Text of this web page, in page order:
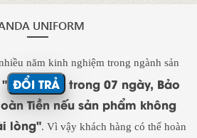
UNIFORM
năm kinh nghiệm trong ngành sản
" ĐỔI TRẢ trong 07 ngày, Bảo
Tiền nếu sản phẩm không
lòng". Vì vậy khách hàng có thể hoàn